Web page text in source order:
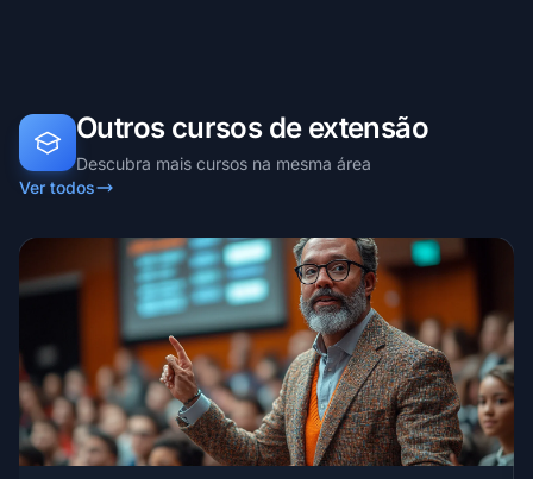
Outros cursos de extensão
Descubra mais cursos na mesma área
Ver todos